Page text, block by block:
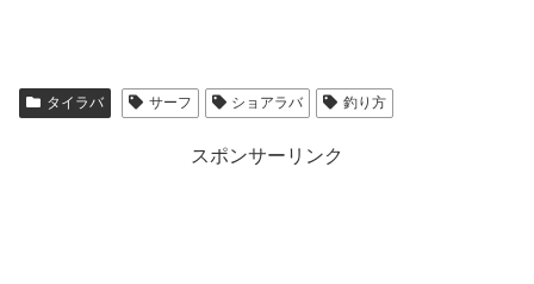
タイラバ サーフ ショアラバ 釣り方
スポンサーリンク